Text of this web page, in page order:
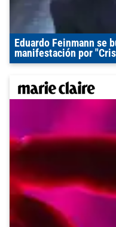
Eduardo Feinmann se
manifestación por